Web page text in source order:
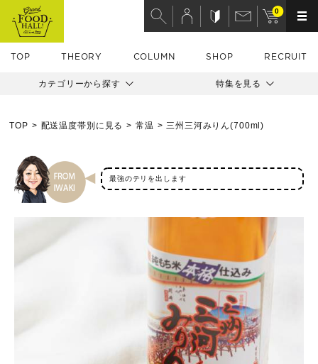
TOP THEORY COLUMN SHOP RECRUIT
0
カテゴリーから探す 特集を見る
TOP 配送温度帯別に見る 常温 三州三河みりん(700ml)
最強のテリを出します